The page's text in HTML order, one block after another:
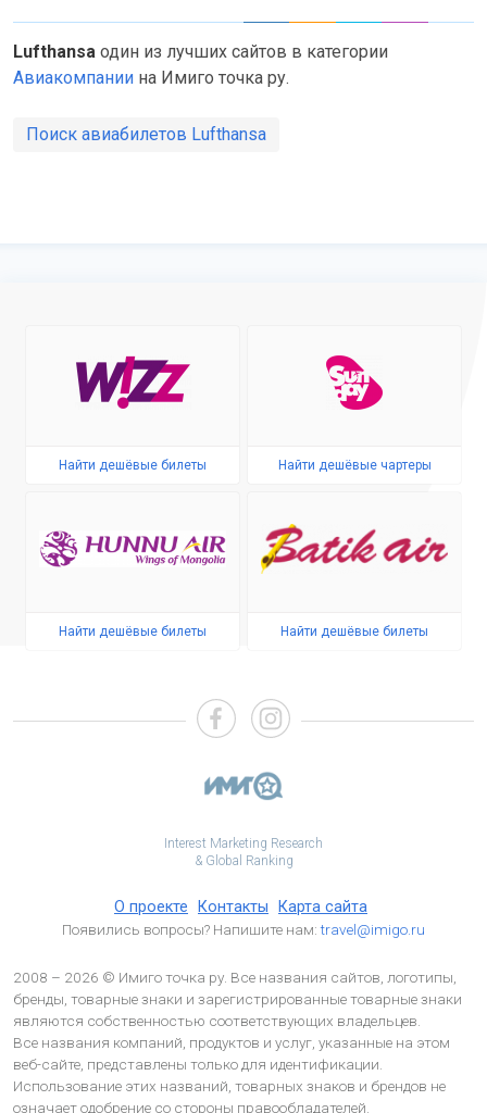
Lufthansa один из лучших сайтов в категории
Авиакомпании на Имиго точка ру.
Поиск авиабилетов Lufthansa
Найти дешёвые билеты Найти дешёвые чартеры
Найти дешёвые билеты Найти дешёвые билеты
Interest Marketing Research
& Global Ranking
О проекте Контакты Карта сайта
Появились вопросы? Напишите нам:travel@imigo.ru
2008 – 2026 © Имиго точка ру. Все названия сайтов, логотипы,
бренды, товарные знаки и зарегистрированные товарные знаки
являются собственностью соответствующих владельцев.
Все названия компаний, продуктов и услуг, указанные на этом
веб-сайте, представлены только для идентификации.
Использование этих названий, товарных знаков и брендов не
означает одобрение со стороны правообладателей.